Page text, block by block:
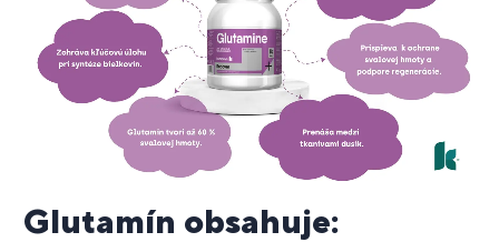
Glutamín obsahuje: